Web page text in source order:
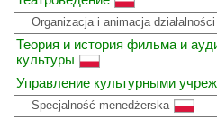
Organizacja i animacja
Теория и история фильма и
культуры
Управление культурными
Specjalność menedżerska